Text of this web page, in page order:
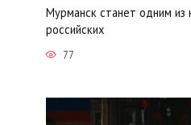
Мурманск станет одним
российских
77